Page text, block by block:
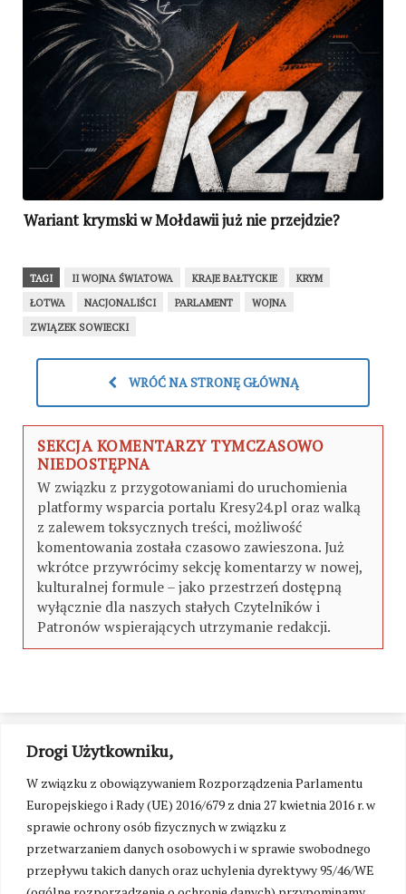
Drogi Użytkowniku,
W związku z obowiązywaniem Rozporządzenia Parlamentu
Europejskiego i Rady (UE) 2016/679 z dnia 27 kwietnia 2016 r. w
sprawie ochrony osób fizycznych w związku z
przetwarzaniem danych osobowych i w sprawie swobodnego
przepływu takich danych oraz uchylenia dyrektywy 95/46/WE
Wariant krymski w Mołdawii już nie przejdzie?
TAGI II WOJNA ŚWIATOWA KRAJE BAŁTYCKIE
KRYM
ŁOTWA
NACJONALIŚCI PARLAMENT
WOJNA
ZWIĄZEK SOWIECKI
WRÓĆ NA STRONĘ GŁÓWNĄ
SEKCJA KOMENTARZY TYMCZASOWO
NIEDOSTĘPNA
W związku z przygotowaniami do uruchomienia
platformy wsparcia portalu Kresy24.pl oraz walką
z zalewem toksycznych treści, możliwość
komentowania została czasowo zawieszona. Już
wkrótce przywrócimy sekcję komentarzy w nowej,
kulturalnej formule – jako przestrzeń dostępną
wyłącznie dla naszych stałych Czytelników i
Patronów wspierających utrzymanie redakcji.